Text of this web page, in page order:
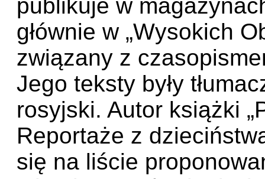
publikuje w
głównie w „Wysokich
związany z
Jego teksty były
rosyjski. Autor książki
Reportaże z
się na liście